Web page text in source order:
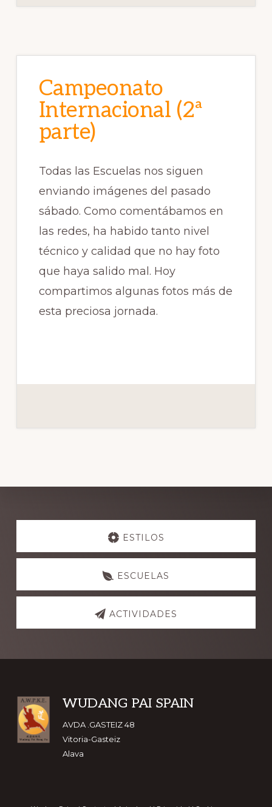
Campeonato
Internacional (2ª
parte)
Todas las Escuelas nos siguen
enviando imágenes del pasado
sábado. Como comentábamos en
las redes, ha habido tanto nivel
técnico y calidad que no hay foto
que haya salido mal. Hoy
compartimos algunas fotos más de
esta preciosa jornada.
Explore
ESTILOS
ESCUELAS
ACTIVIDADES
Footer
WUDANG PAI SPAIN
AVDA .GASTEIZ 48
Vitoria-Gasteiz
Alava